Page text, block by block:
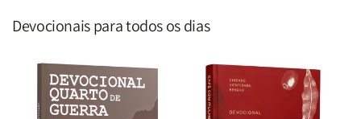
Devocionais para todos os dias